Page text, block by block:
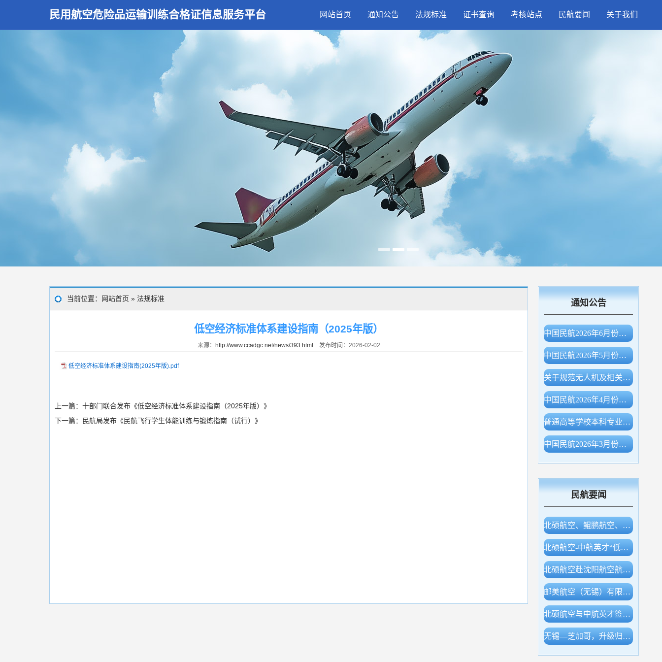
民用航空危险品运输训练合格证信息服务平台 网站首页 通知公告 法规标准 证书查询 考核站点 民航要闻 关于我们
通知公告
中国民航2026年6月份主要生产指标统计
中国民航2026年5月份主要生产指标统计
关于规范无人机及相关物项出口申报的公告（海关总署公告2026年第78号）
中国民航2026年4月份主要生产指标统计
普通高等学校本科专业目录（2026年）
中国民航2026年3月份主要生产指标统计
民航要闻
北硕航空、鲲鹏航空、白鲸航线签约，开展低空产业合作
北硕航空-中航英才“低空经济专业实验室”等同期揭牌
北硕航空赴沈阳航空航天大学调研交流
邮美航空（无锡）有限公司成立！
北硕航空与中航英才签约，开展低空领域多层合作
无锡—芝加哥，升级归来！
当前位置： 网站首页 » 法规标准
低空经济标准体系建设指南（2025年版）
来源： http://www.ccadgc.net/news/393.html 发布时间：2026-02-02
低空经济标准体系建设指南(2025年版).pdf
上一篇： 十部门联合发布《低空经济标准体系建设指南（2025年版）》
下一篇：
民航局发布《民航飞行学生体能训练与锻炼指南（试行）》